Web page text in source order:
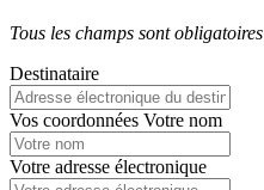
Tous les champs sont obligatoires
Destinataire
Vos coordonnées Votre nom
Votre adresse électronique